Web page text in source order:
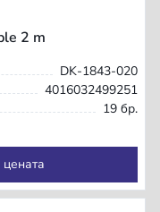
2 m
DK-1843-020
4016032499251
19 бр.